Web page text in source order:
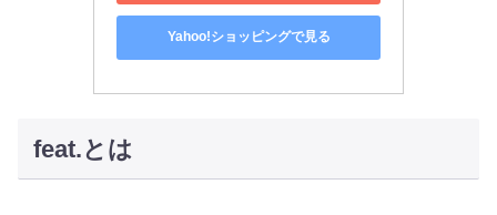
Yahoo!ショッピングで見る
feat.とは